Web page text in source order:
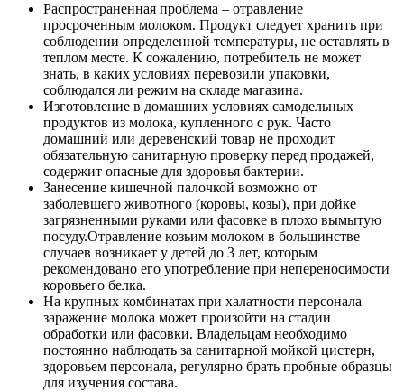
Распространенная проблема – отравление
просроченным молоком. Продукт следует хранить при
соблюдении определенной температуры, не оставлять в
теплом месте. К сожалению, потребитель не может
знать, в каких условиях перевозили упаковки,
соблюдался ли режим на складе магазина.
Изготовление в домашних условиях самодельных
продуктов из молока, купленного с рук. Часто
домашний или деревенский товар не проходит
обязательную санитарную проверку перед продажей,
содержит опасные для здоровья бактерии.
Занесение кишечной палочкой возможно от
заболевшего животного (коровы, козы), при дойке
загрязненными руками или фасовке в плохо вымытую
посуду.Отравление козьим молоком в большинстве
случаев возникает у детей до 3 лет, которым
рекомендовано его употребление при непереносимости
коровьего белка.
На крупных комбинатах при халатности персонала
заражение молока может произойти на стадии
обработки или фасовки. Владельцам необходимо
постоянно наблюдать за санитарной мойкой цистерн,
здоровьем персонала, регулярно брать пробные образцы
для изучения состава.